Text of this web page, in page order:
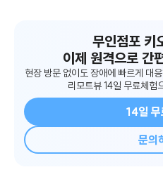
무인점포 키
이제 원격으로 간
현장 방문 없이도 장애에 빠르게 대
리모트뷰 14일 무료체험
문의
14일 무